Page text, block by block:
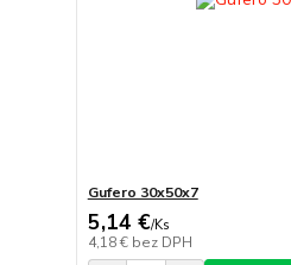
Gufero 30x50x7
5,14 €/Ks
4,18 € bez DPH